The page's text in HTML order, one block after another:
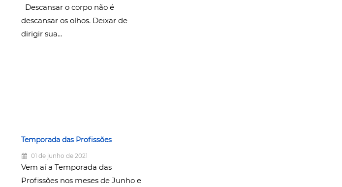
Descansar o corpo não é
descansar os olhos. Deixar de
dirigir sua...
Temporada das Profissões
01 de junho de 2021
Vem aí a Temporada das
Profissões nos meses de Junho e